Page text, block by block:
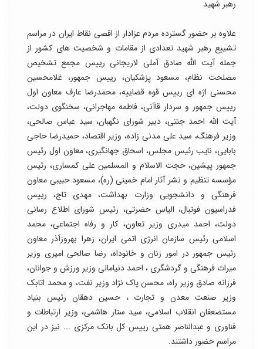
رهبر شهید
علاوه بر حضور گسترده مردم عزادار از اقصی نقاط ایران در مراسم
تشییع رهبر شهید تعدادی از مقامات و شخصیت های کشور از
جمله آیت الله صادق آملی لاریجانی رییس مجمع تشخیص
مصلحت نظام، مسعود پزشکیان، رییس جمهور، غلامحسین
محسنی اژه ای رییس قوه قضاییه، محمدرضا عارف معاون اول
رییس جمهور و سردار قاآنی، فاطمه مهاجرانی، سخنگوی دولت،
آیت الله احمد جنتی، دبیر شورای نگهبان، سید عباس صالحی،
وزیر فرهنگ، سید علی مدنی زاده، وزیر اقتصاد، حمیدرضا حاجی
بابایی، نایب رئیس مجلس، اسحاق جهانگیری، معاون اول رئیس
جمهور پیشین، حجت الاسلام و المسلمین علی کمساری، رئیس
مؤسسه تنظیم و نشر آثار امام خمینی (ره)، مسعود حبیبی معاون
فرهنگی و دانشجویی وزارت بهداشت، مهدی تاج، رییس
فدراسیون فوتبال، الیاس حضرتی، رئیس شورای اطلاع رسانی
دولت، احمد میدری وزیر تعاون، کار و رفاه اجتماعی، محمد
اسلامی رئیس سازمان انرژی اتمی ایران، زهرا بهروزآذر معاون
رئیس جمهور در امور زنان و خانوداه، رضا صالحی امیری وزیر
میراث فرهنگی و گردشگری ، احمد دنیامالی وزیر ورزش و جوانان،
فرزانه صادق وزیر راه، محسن پاک نژاد وزیر نفت، و محمد اتابک
وزیر صنعت معدن و تجارت ، حسین دهقان رئیس بنیاد
مستضعفان انقلاب اسلامی، سید ستار هاشمی، وزیر ارتباطات و
فناوری و عبدالناصر همتی رییس کل بانک مرکزی ... نیز در این
مراسم حضور داشتند.